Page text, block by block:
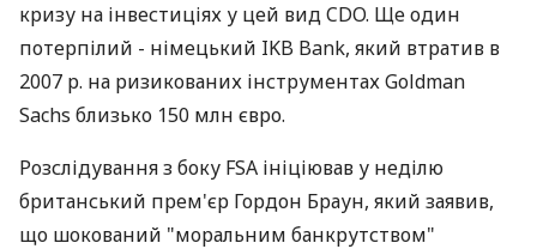
кризу на інвестиціях у цей вид CDO. Ще один
потерпілий - німецький IKB Bank, який втратив в
2007 р. на ризикованих інструментах Goldman
Sachs близько 150 млн євро.
Розслідування з боку FSA ініціював у неділю
британський прем'єр Гордон Браун, який заявив,
що шокований "моральним банкрутством"